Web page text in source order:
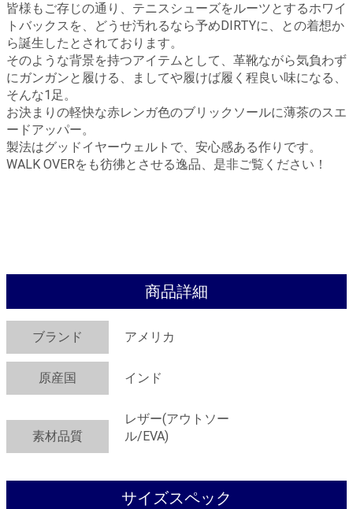
皆様もご存じの通り、テニスシューズをルーツとするホワイ
トバックスを、どうせ汚れるなら予めDIRTYに、との着想か
ら誕生したとされております。
そのような背景を持つアイテムとして、革靴ながら気負わず
にガンガンと履ける、ましてや履けば履く程良い味になる、
そんな1足。
お決まりの軽快な赤レンガ色のブリックソールに薄茶のスエ
ードアッパー。
製法はグッドイヤーウェルトで、安心感ある作りです。
WALK OVERをも彷彿とさせる逸品、是非ご覧ください！
商品詳細
ブランド アメリカ
原産国 インド
素材品質
レザー(アウトソー
ル/EVA)
サイズスペック